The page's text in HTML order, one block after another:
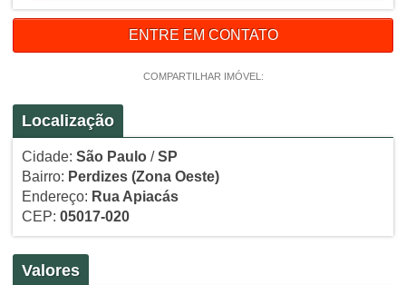
ENTRE EM CONTATO
COMPARTILHAR IMÓVEL:
Localização
Cidade: São Paulo/SP
Bairro: Perdizes (Zona Oeste)
Endereço: Rua Apiacás
CEP: 05017-020
Valores